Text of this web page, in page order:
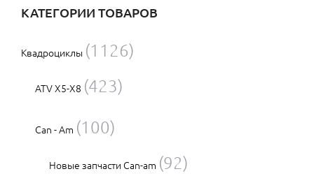
КАТЕГОРИИ ТОВАРОВ
Квадроциклы (1126)
ATV X5-X8 (423)
Can - Am (100)
Новые запчасти Can-am (92)